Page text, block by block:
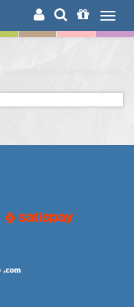
ERLEBNISSUCHE